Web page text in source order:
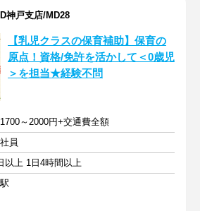
神戸支店/MD28
【乳児クラスの保育補助】保育の
原点！資格/免許を活かして＜0歳児
＞を担当★経験不問
～2000円+交通費全額
員
以上 1日4時間以上